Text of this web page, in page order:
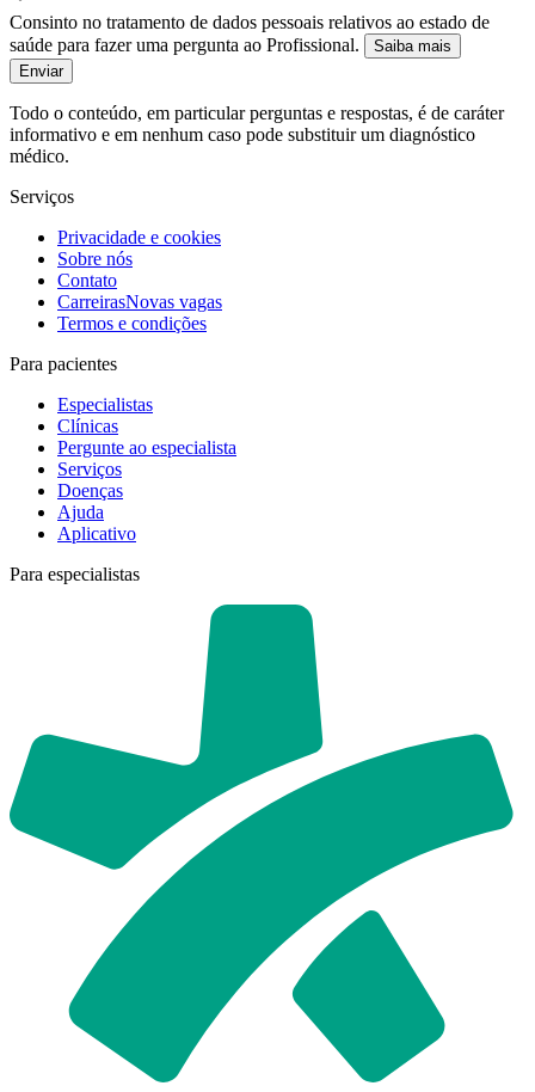
Consinto no tratamento de dados pessoais relativos ao estado de
saúde para fazer uma pergunta ao Profissional.
Saiba mais
Enviar
Todo o conteúdo, em particular perguntas e respostas, é de caráter
informativo e em nenhum caso pode substituir um diagnóstico
médico.
Serviços
Privacidade e cookies
Sobre nós
Contato
CarreirasNovas vagas
Termos e condições
Para pacientes
Especialistas
Clínicas
Pergunte ao especialista
Serviços
Doenças
Ajuda
Aplicativo
Para especialistas